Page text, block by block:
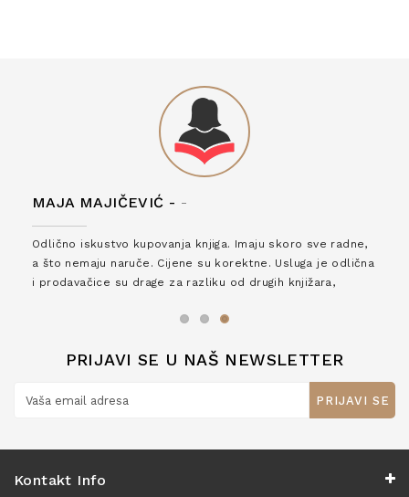
MAJA MAJIČEVIĆ - -
Odlično iskustvo kupovanja knjiga. Imaju skoro sve radne,
a što nemaju naruče. Cijene su korektne. Usluga je odlična
i prodavačice su drage za razliku od drugih knjižara,
PRIJAVI SE U NAŠ NEWSLETTER
PRIJAVI SE
Kontakt Info